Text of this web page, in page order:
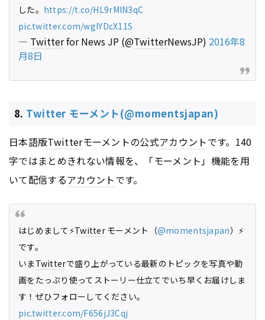
した。 https://t.co/HL9rMlN3qC
pic.twitter.com/wglYDcX11S
— Twitterfor News JP (@TwitterNewsJP) 2016年8
月8日
8. Twitter モーメント(@momentsjapan)
日本語版Twitterモーメントの公式アカウントです。140
字ではまとめきれない情報を、「モーメント」機能を用
いて配信するアカウントです。
はじめまして⚡️Twitterモーメント（@momentsjapan）⚡️
です。
いま Twitterで盛り上がっている最新のトピックを写真や動
画をたっぷり使ってストーリー仕立てでいち早くお届けしま
す！ぜひフォローしてください。
pic.twitter.com/F656jJ3Cqj